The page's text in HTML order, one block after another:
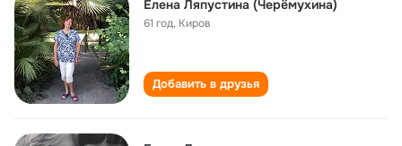
Елена Ляпустина (Черёмухина)
61 год, Киров
Добавить в друзья